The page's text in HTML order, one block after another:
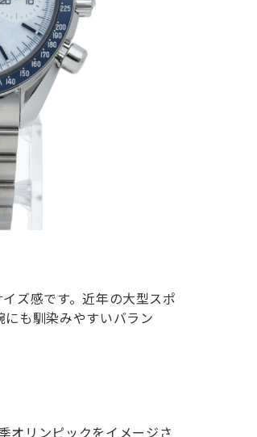
ズ感です。近年の大型スポ
も馴染みやすいバラン
オリンピックをイメージさ